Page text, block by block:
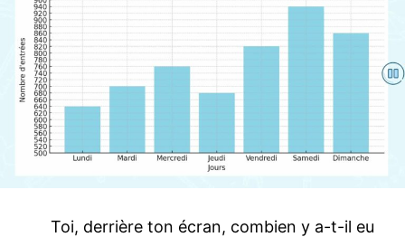
Toi, derrière ton écran, combien y a-t-il eu